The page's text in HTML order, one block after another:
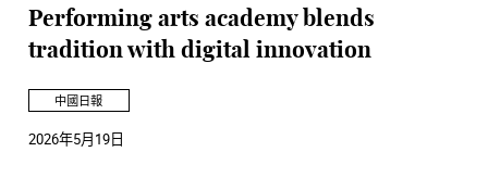
Performing arts academy blends
tradition with digital innovation
中國日報
2026年5月19日